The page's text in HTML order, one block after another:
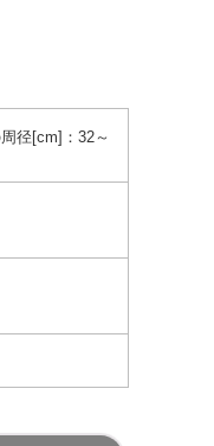
径[cm]：32～